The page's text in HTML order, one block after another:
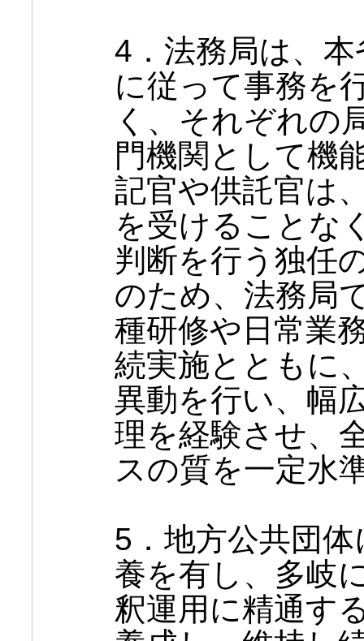
4．法務局は、
に従って事務を
く、それぞれの
門機関として機
記官や供託官は
を受けることな
判断を行う独任
のため、法務局
種研修や日常業
続実施とともに
異動を行い、幅
理を経験させ、
スの質を一定水
5．地方公共団
養を有し、多岐
釈運用に精通す